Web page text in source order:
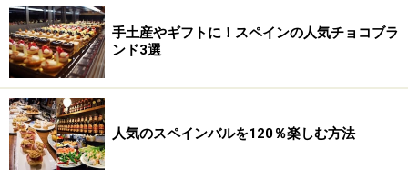
手土産やギフトに！スペインの人気チョコブラ
ンド3選
人気のスペインバルを120％楽しむ方法